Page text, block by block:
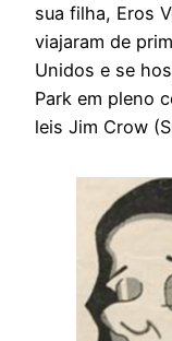
sua filha, Eros
viajaram de
Unidos e se
Park em pleno
leis Jim Crow